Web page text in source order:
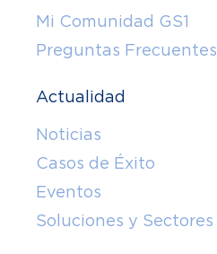
Mi Comunidad GS1
Preguntas Frecuentes
Actualidad
Noticias
Casos de Éxito
Eventos
Soluciones y Sectores